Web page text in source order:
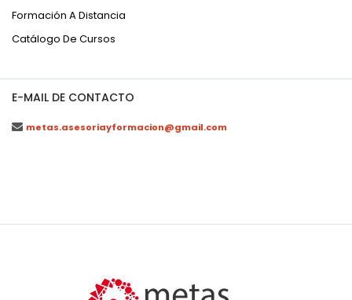
Formación A Distancia
Catálogo De Cursos
E-MAIL DE CONTACTO
metas.asesoriayformacion@gmail.com